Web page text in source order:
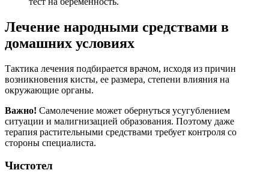
Лечение народными средствами в
домашних условиях
Тактика лечения подбирается врачом, исходя из причин
возникновения кисты, ее размера, степени влияния на
окружающие органы.
Важно! Самолечение может обернуться усугублением
ситуации и малигнизацией образования. Поэтому даже
терапия растительными средствами требует контроля со
стороны специалиста.
Чистотел